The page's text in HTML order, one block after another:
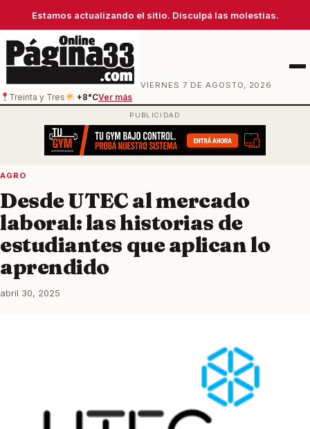
Estamos actualizando el sitio. Disculpá las molestias.
VIERNES 7 DE AGOSTO, 2026
Treinta y Tres
+8°CVer más
Menú
AGRO
Desde UTEC al mercado
laboral: las historias de
estudiantes que aplican lo
aprendido
abril 30, 2025